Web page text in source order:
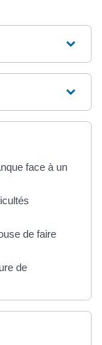
face à un
de faire
de